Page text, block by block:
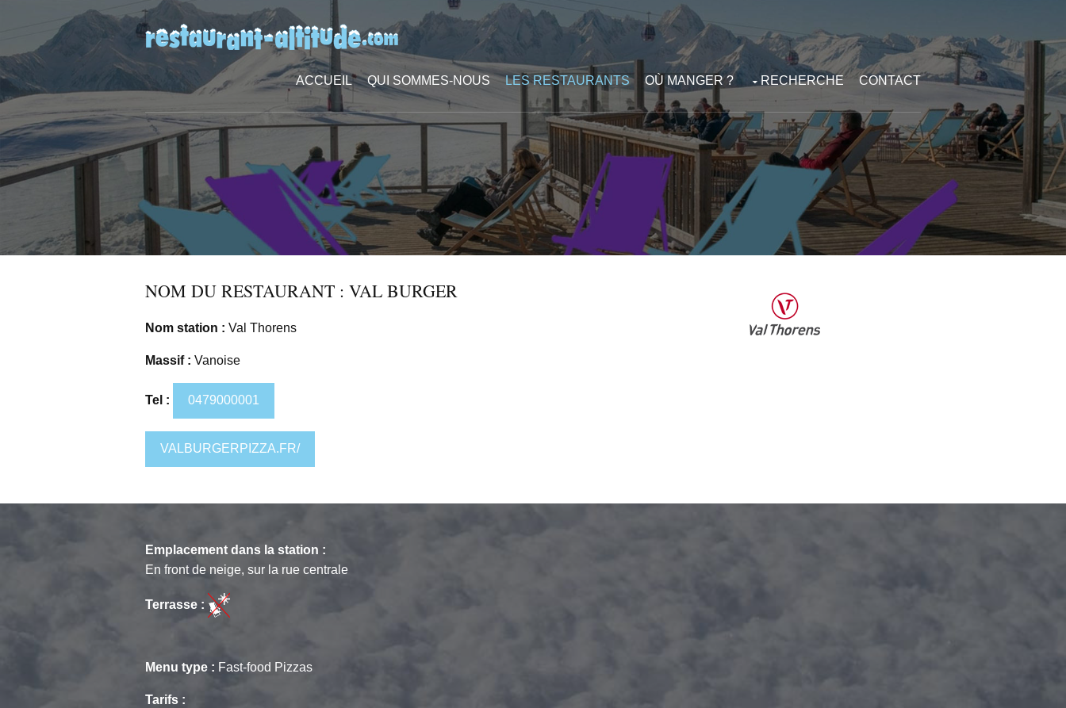
ACCUEIL QUI SOMMES-NOUS LES RESTAURANTS OÙ MANGER ? RECHERCHE CONTACT
NOM DU RESTAURANT : VAL BURGER
Nom station : Val Thorens
Massif : Vanoise
Tel : 0479000001
VALBURGERPIZZA.FR/
Emplacement dans la station :
En front de neige, sur la rue centrale
Terrasse :
Menu type : Fast-food Pizzas
Tarifs :